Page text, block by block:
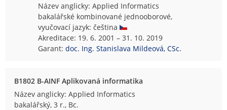
Název anglicky: Applied Informatics
bakalářské kombinované jednooborové,
vyučovací jazyk: čeština
Akreditace: 19. 6. 2001 – 31. 10. 2019
Garant:doc. Ing. Stanislava Mildeová, CSc.
B1802 B-AINF Aplikovaná informatika
Název anglicky: Applied Informatics
bakalářský, 3 r., Bc.